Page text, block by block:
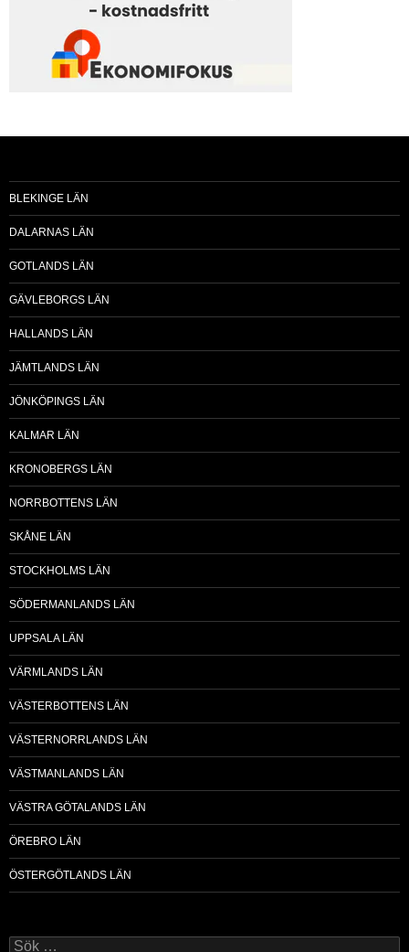
BLEKINGE LÄN
DALARNAS LÄN
GOTLANDS LÄN
GÄVLEBORGS LÄN
HALLANDS LÄN
JÄMTLANDS LÄN
JÖNKÖPINGS LÄN
KALMAR LÄN
KRONOBERGS LÄN
NORRBOTTENS LÄN
SKÅNE LÄN
STOCKHOLMS LÄN
SÖDERMANLANDS LÄN
UPPSALA LÄN
VÄRMLANDS LÄN
VÄSTERBOTTENS LÄN
VÄSTERNORRLANDS LÄN
VÄSTMANLANDS LÄN
VÄSTRA GÖTALANDS LÄN
ÖREBRO LÄN
ÖSTERGÖTLANDS LÄN
Sök